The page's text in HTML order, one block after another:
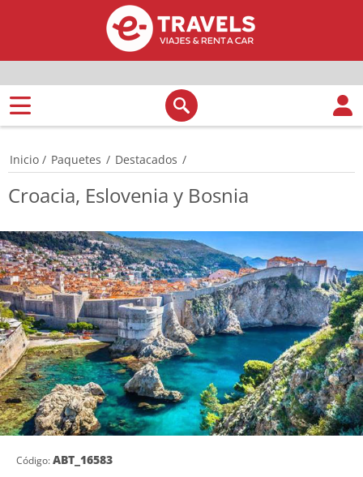
Inicio / Paquetes / Destacados /
Croacia, Eslovenia y Bosnia
Código:ABT_16583